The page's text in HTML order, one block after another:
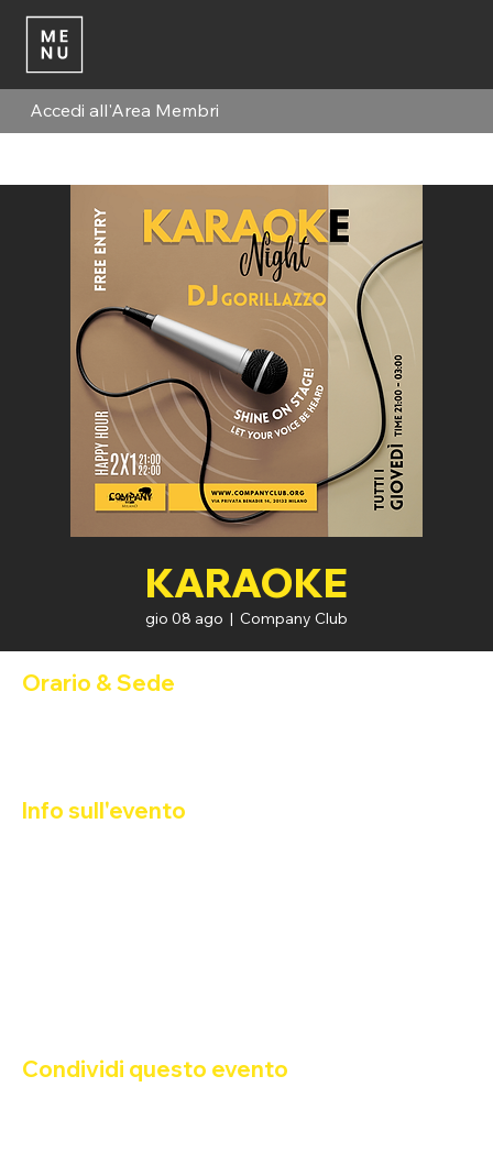
KARAOKE
gio 08 ago
  |
Company Club
Orario & Sede
Info sull'evento
Condividi questo evento
Accedi all'Area Membri